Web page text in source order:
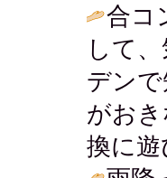
合コ
して
デン
がお
換に